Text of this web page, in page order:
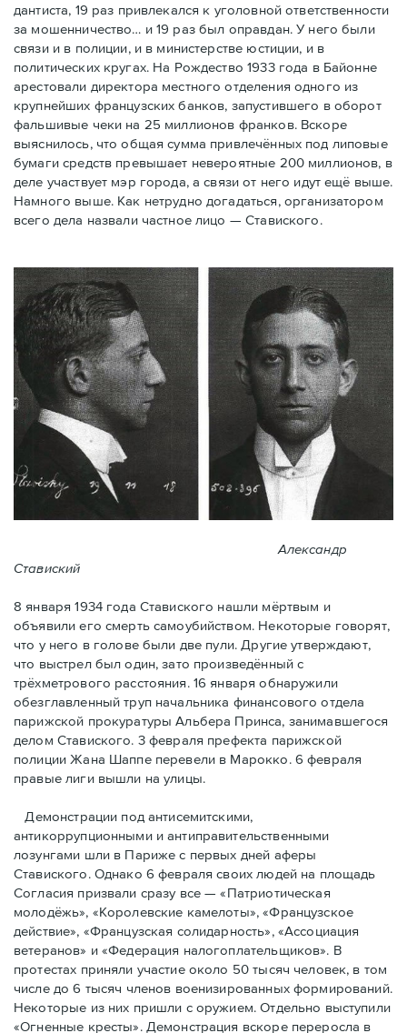
дантиста, 19 раз привлекался к уголовной ответственности
за мошенничество… и 19 раз был оправдан. У него были
связи и в полиции, и в министерстве юстиции, и в
политических кругах. На Рождество 1933 года в Байoнне
арестовали директора местного отделения одного из
крупнейших французских банков, запустившего в оборот
фальшивые чеки на 25 миллионов франков. Вскоре
выяснилось, что общая сумма привлечённых под липовые
бумаги средств превышает невероятные 200 миллионов, в
деле участвует мэр города, a связи от него идут ещё выше.
Намного выше. Как нетрудно догадаться, организатором
всего дела назвали частное лицо — Ставиского.
Александр
Ставиский
8 января 1934 года Ставиского нашли мёртвым и
объявили его смерть самоубийством. Некоторые говорят,
что у него в голове были две пули. Другие утверждают,
что выстрел был один, зато произведённый с
трёхметровoго расстояния. 16 января обнаружили
обезглавленный труп начальника финансового отдела
парижской прокуратуры Альбера Принса, занимавшегося
делом Cтавиского. 3 февраля префекта парижской
полиции Жана Шаппе перевели в Марокко. 6 февраля
правые лиги вышли на улицы.
Демонстрации под антисемитскими,
антикоррупционными и антиправительственными
лозунгами шли в Париже с первых дней аферы
Ставиского. Однако 6 февраля своих людей на площадь
Согласия призвали сразу все — «Патриотическая
молодёжь», «Королевские камелоты», «Французское
действие», «Французская солидарность», «Ассоциация
ветеранов» и «Федерация налогоплательщиков». В
протестах приняли участие около 50 тысяч человек, в том
числе до 6 тысяч членов военизированных формирований.
Некоторые из них пришли с оружием. Отдельно выступили
«Огненные кресты». Демонстрация вскоре переросла в